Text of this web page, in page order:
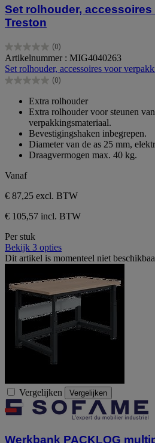
Set rolhouder,
Treston
(0)
0.0
van
de
5
Artikelnummer : MIG4040263
Set rolhouder, accessoires voor
(0)
0.0
sterren.
Extra rolhouder
Extra rolhouder voor steunen
verpakkingsmateriaal.
Bevestigingshaken inbegrepen.
Diameter van de as 25 mm,
Draagvermogen max. 40 kg.
Vanaf
€ 87,25 excl. BTW
€ 105,57 incl. BTW
Per stuk
Bekijk 3 opties
Dit artikel is momenteel niet
Vergelijken Vergelijken
Werkbank PACKLOG